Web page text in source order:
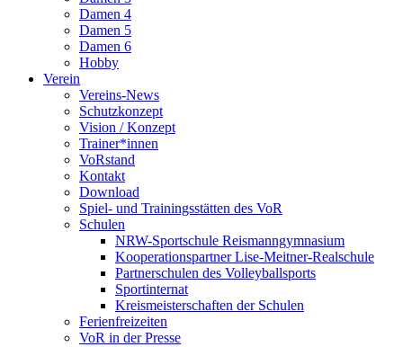
Damen 4
Damen 5
Damen 6
Hobby
Verein
Vereins-News
Schutzkonzept
Vision / Konzept
Trainer*innen
VoRstand
Kontakt
Download
Spiel- und Trainingsstätten des VoR
Schulen
NRW-Sportschule Reismanngymnasium
Kooperationspartner Lise-Meitner-Realschule
Partnerschulen des Volleyballsports
Sportinternat
Kreismeisterschaften der Schulen
Ferienfreizeiten
VoR in der Presse